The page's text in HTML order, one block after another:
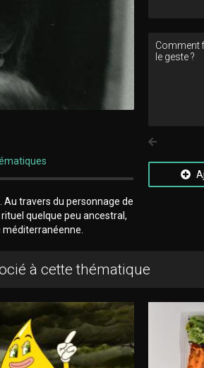
travers du personnage de
quelque peu ancestral,
Comment
le geste ?
à cette thématique